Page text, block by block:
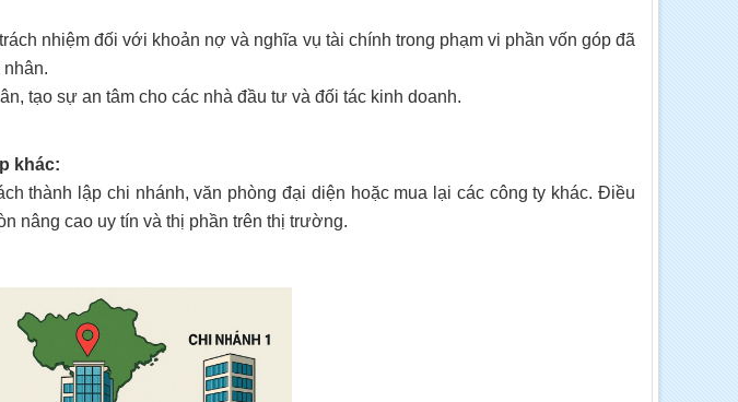
nhiệm đối với khoản nợ và nghĩa vụ tài chính trong phạm vi phần vốn góp đã
tạo sự an tâm cho các nhà đầu tư và đối tác kinh doanh.
khác:
thành lập chi nhánh, văn phòng đại diện hoặc mua lại các công ty khác. Điều
nâng cao uy tín và thị phần trên thị trường.